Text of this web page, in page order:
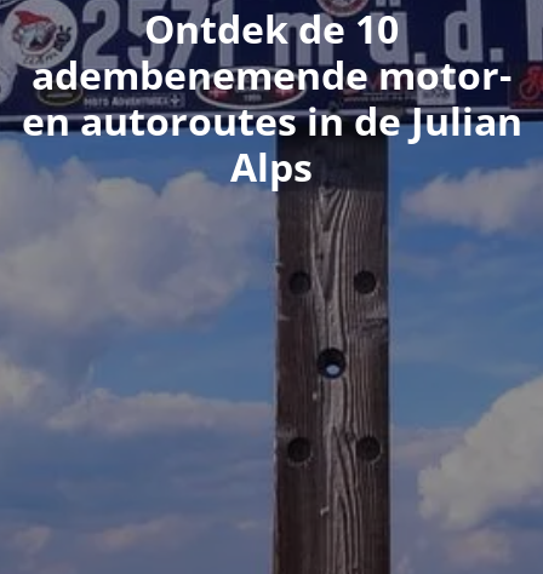
Ontdek de 10
adembenemende motor-
en autoroutes in de Julian
Alps